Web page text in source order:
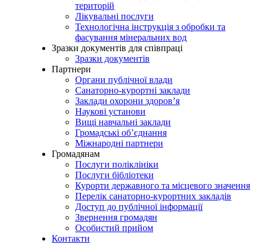
територій
Лікувальні послуги
Технологічна інструкція з обробки та
фасування мінеральних вод
Зразки документів для співпраці
Зразки документів
Партнери
Органи публічної влади
Санаторно-курортні заклади
Заклади охорони здоров’я
Наукові установи
Вищі навчальні заклади
Громадські об’єднання
Міжнародні партнери
Громадянам
Послуги поліклініки
Послуги бібліотеки
Курорти державного та місцевого значення
Перелік санаторно-курортних закладів
Доступ до публічної інформації
Звернення громадян
Особистий прийом
Контакти